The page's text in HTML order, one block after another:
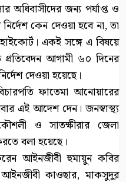
অধিবাসীদের জন্য পর্যাপ্ত ও
কেন দেওয়া হবে না, তা
একই সঙ্গে এ বিষয়ে
প্রতিবেদন আগামী ৬০ দিনের
দেওয়া হয়েছে।
ফাতেমা আনোয়ারের
এই আদেশ দেন। জনস্বাস্থ্য
ও সাতক্ষীরার জেলা
বলা হয়েছে।
আইনজীবী হুমায়ুন কবির
কাওছার, মাকসুদুর